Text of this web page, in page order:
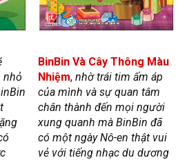
nhỏ
BinBin Và Cây Thông Màu
Nhiệm, nhờ trái tim ấm áp
của mình và sự quan tâm
chân thành đến mọi người
xung quanh mà BinBin đã
có một ngày Nô-en thật vui
vẻ với tiếng nhạc du dương